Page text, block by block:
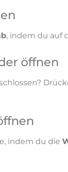
, indem du auf
öffnen
indem du die